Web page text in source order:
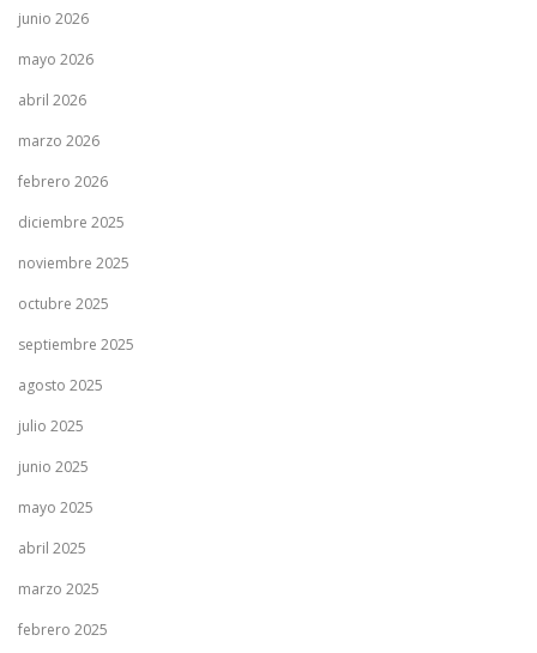
junio 2026
mayo 2026
abril 2026
marzo 2026
febrero 2026
diciembre 2025
noviembre 2025
octubre 2025
septiembre 2025
agosto 2025
julio 2025
junio 2025
mayo 2025
abril 2025
marzo 2025
febrero 2025